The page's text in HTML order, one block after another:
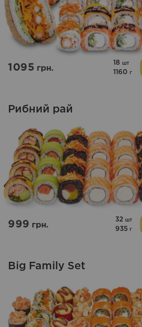
1095грн.
18 шт
1160 г
Рибний рай
999грн.
32 шт
935 г
Big Family Set